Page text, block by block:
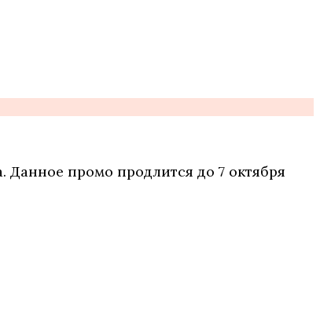
Данное промо продлится до 7 октября